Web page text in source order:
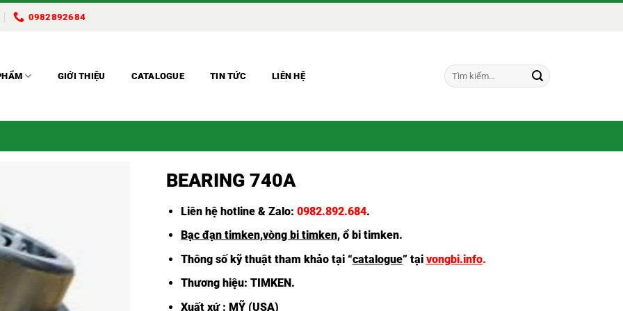
0982892684
GIỚI THIỆU CATALOGUE TIN TỨC LIÊN HỆ
Tìm
kiếm:
BEARING 740A
Liên hệ hotline & Zalo: 0982.892.684.
Bạc đạn timken,vòng bi timken, ổ bi timken.
Thông số kỹ thuật tham khảo tại “catalogue” tại vongbi.info.
Thương hiệu: TIMKEN .
Xuất xứ : MỸ (USA)